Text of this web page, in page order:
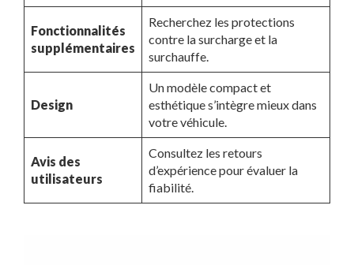
Fonctionnalités
supplémentaires
Recherchez les protections
contre la surcharge et la
surchauffe.
Design
Un modèle compact et
esthétique s’intègre mieux dans
votre véhicule.
Avis des
utilisateurs
Consultez les retours
d’expérience pour évaluer la
fiabilité.